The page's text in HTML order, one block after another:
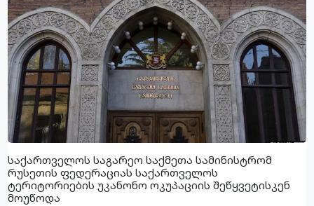
საქართველოს საგარეო საქმეთა სამინისტრომ
რუსეთის ფედერაციას საქართველოს
ტერიტორიების უკანონო ოკუპაციის შეწყვეტისკენ
მოუწოდა